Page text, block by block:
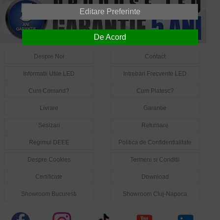
Despre Noi Contact
Informatii Utile LED Intrebari Frecvente LED
Cum Comand? Cum Platesc?
Livrare Garantie
Sesizari Returnare
Regimul DEEE Politica de Confidentialitate
Despre Cookies Termeni si Conditii
Certificate Download
Showroom Bucuresti Showroom Cluj-Napoca
Editare Preferinte
De Acord